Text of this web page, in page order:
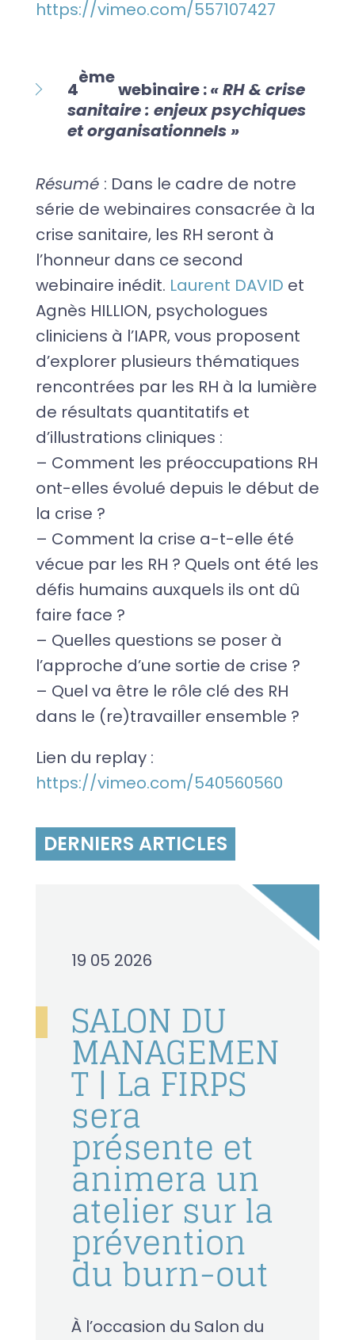
https://vimeo.com/557107427
4
ème
webinaire :« RH & crise
sanitaire : enjeux psychiques
et organisationnels »
Résumé : Dans le cadre de notre
série de webinaires consacrée à la
crise sanitaire, les RH seront à
l’honneur dans ce second
webinaire inédit. Laurent DAVID et
Agnès HILLION, psychologues
cliniciens à l’IAPR, vous proposent
d’explorer plusieurs thématiques
rencontrées par les RH à la lumière
de résultats quantitatifs et
d’illustrations cliniques :
– Comment les préoccupations RH
ont-elles évolué depuis le début de
la crise ?
– Comment la crise a-t-elle été
vécue par les RH ? Quels ont été les
défis humains auxquels ils ont dû
faire face ?
– Quelles questions se poser à
l’approche d’une sortie de crise ?
– Quel va être le rôle clé des RH
dans le (re)travailler ensemble ?
Lien du replay :
https://vimeo.com/540560560
DERNIERS ARTICLES
19 05 2026
SALON DU
MANAGEMEN
T | La FIRPS
sera
présente et
animera un
atelier sur la
prévention
du burn-out
À l’occasion du Salon du